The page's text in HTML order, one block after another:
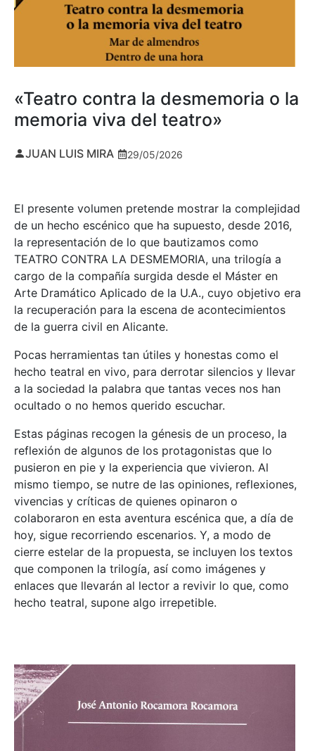
«Teatro contra la desmemoria o la
memoria viva del teatro»
JUAN LUIS MIRA 29/05/2026
El presente volumen pretende mostrar la complejidad
de un hecho escénico que ha supuesto, desde 2016,
la representación de lo que bautizamos como
TEATRO CONTRA LA DESMEMORIA, una trilogía a
cargo de la compañía surgida desde el Máster en
Arte Dramático Aplicado de la U.A., cuyo objetivo era
la recuperación para la escena de acontecimientos
de la guerra civil en Alicante.
Pocas herramientas tan útiles y honestas como el
hecho teatral en vivo, para derrotar silencios y llevar
a la sociedad la palabra que tantas veces nos han
ocultado o no hemos querido escuchar.
Estas páginas recogen la génesis de un proceso, la
reflexión de algunos de los protagonistas que lo
pusieron en pie y la experiencia que vivieron. Al
mismo tiempo, se nutre de las opiniones, reflexiones,
vivencias y críticas de quienes opinaron o
colaboraron en esta aventura escénica que, a día de
hoy, sigue recorriendo escenarios. Y, a modo de
cierre estelar de la propuesta, se incluyen los textos
que componen la trilogía, así como imágenes y
enlaces que llevarán al lector a revivir lo que, como
hecho teatral, supone algo irrepetible.